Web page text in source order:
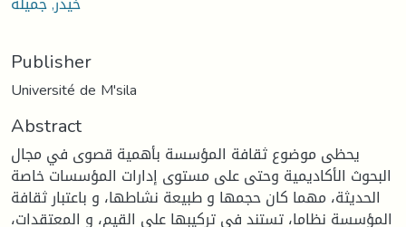
Publisher
Université de M'sila
Abstract
يحظى موضوع ثقافة المؤسسة بأهمية قصوى في مجال
البحوث الأكاديمية وحتى على مستوى إدارات المؤسسات خاصة
الحديثة، مهما كان حجمها و طبيعة نشاطها، و باعتبار ثقافة
المؤسسة نظاما، تستند في تركيبها على القيم، و المعتقدات،